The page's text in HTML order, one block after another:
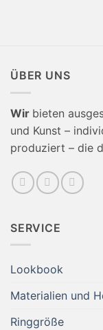
ÜBER UNS
Wir bieten
und Kunst –
produziert – die
SERVICE
Lookbook
Materialien und
Ringgröße